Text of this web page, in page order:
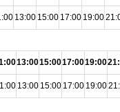
13:00 15:00 17:00 19:00
13:0015:0017:0019:00
13:00 15:00 17:00 19:00